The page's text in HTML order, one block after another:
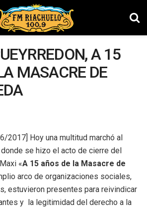
A 15
MASACRE DE
2017] Hoy una multitud marchó al
se hizo el acto de cierre del
«A 15 años de la Masacre de
arco de organizaciones sociales,
estuvieron presentes para reivindicar
y la legitimidad del derecho a la